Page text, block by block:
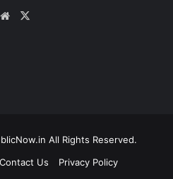
Website
All Rights Reserved.
Contact Us Privacy Policy